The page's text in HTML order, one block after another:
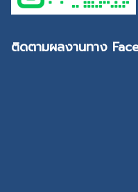
ติดตามผลงานทาง